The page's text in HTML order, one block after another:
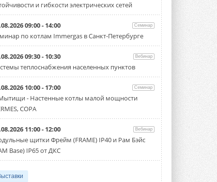
«Датарк» испытал модульный
ЦОД с плотностью 54 кВт на
стойку
Испытания прошли на собственной
производственной площадке и были ...
3 АВГУСТА 2026
Samsung выпускает VRF-
систему DVM на R32
производительностью от 22,4 до 56 кВт.
Суммарная длина трубопроводов ...
итоги конкурса студенческих
проектов «ТИМ-лидеры 2026»
Новый сезон конкурса «ТИМ-лидеры»
стартует уже в сентябре 2026 года ...
3 АВГУСТА 2026
и гибкости электрических сетей
09:00 - 14:00 Семинар
по котлам Immergas в Санкт-Петербурге
09:30 - 10:30 Вебинар
теплоснабжения населенных пунктов
10:00 - 17:00 Семинар
- Настенные котлы малой мощности
COPA
11:00 - 12:00 Вебинар
щитки Фрейм (FRAME) IP40 и Рам Бэйс
Base) IP65 от ДКС